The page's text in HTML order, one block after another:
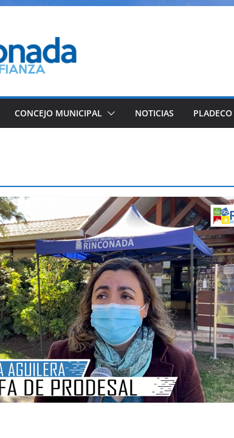
CONCEJO MUNICIPAL NOTICIAS PLADECO